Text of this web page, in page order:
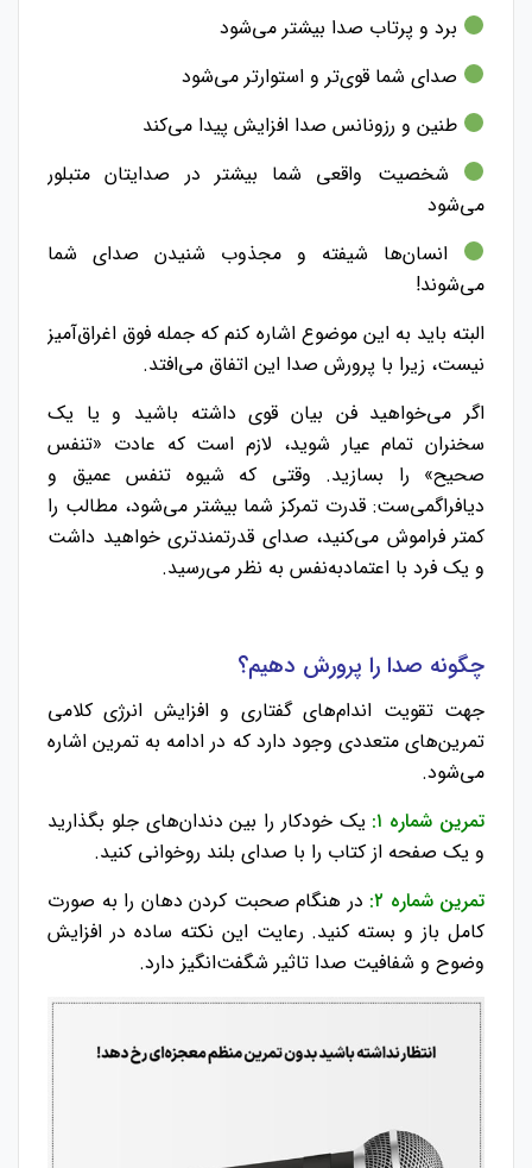
برد و پرتاب صدا بیشتر می‌شود
صدای شما قوی‌تر و استوارتر می‌شود
طنین و رزونانس صدا افزایش پیدا می‌کند
شخصیت واقعی شما بیشتر در صدایتان متبلور
می‌شود
انسان‌ها شیفته و مجذوب شنیدن صدای شما
می‌شوند!
البته باید به این موضوع اشاره کنم که جمله فوق اغراق‌آمیز
نیست، زیرا با پرورش صدا این اتفاق می‌افتد.
اگر می‌خواهید فن بیان قوی داشته باشید و یا یک
سخنران تمام عیار شوید، لازم است که عادت «تنفس
صحیح» را بسازید. وقتی که شیوه تنفس عمیق و
دیافراگمی‌ست: قدرت تمرکز شما بیشتر می‌شود، مطالب را
کمتر فراموش می‌کنید، صدای قدرتمند‌تری خواهید داشت
و یک فرد با اعتمادبه‌نفس به نظر می‌رسید.
چگونه صدا را پرورش دهیم؟
جهت تقویت اندام‌های گفتاری و افزایش انرژی کلامی
تمرین‌های متعددی وجود دارد که در ادامه به تمرین اشاره
می‌شود.
تمرین شماره ۱:
یک خودکار را بین دندان‌های جلو بگذارید
و یک صفحه از کتاب را با صدای بلند روخوانی کنید.
تمرین شماره ۲:
در هنگام صحبت کردن دهان را به صورت
کامل باز و بسته کنید. رعایت این نکته ساده در افزایش
وضوح و شفافیت صدا تاثیر شگفت‌انگیز دارد.